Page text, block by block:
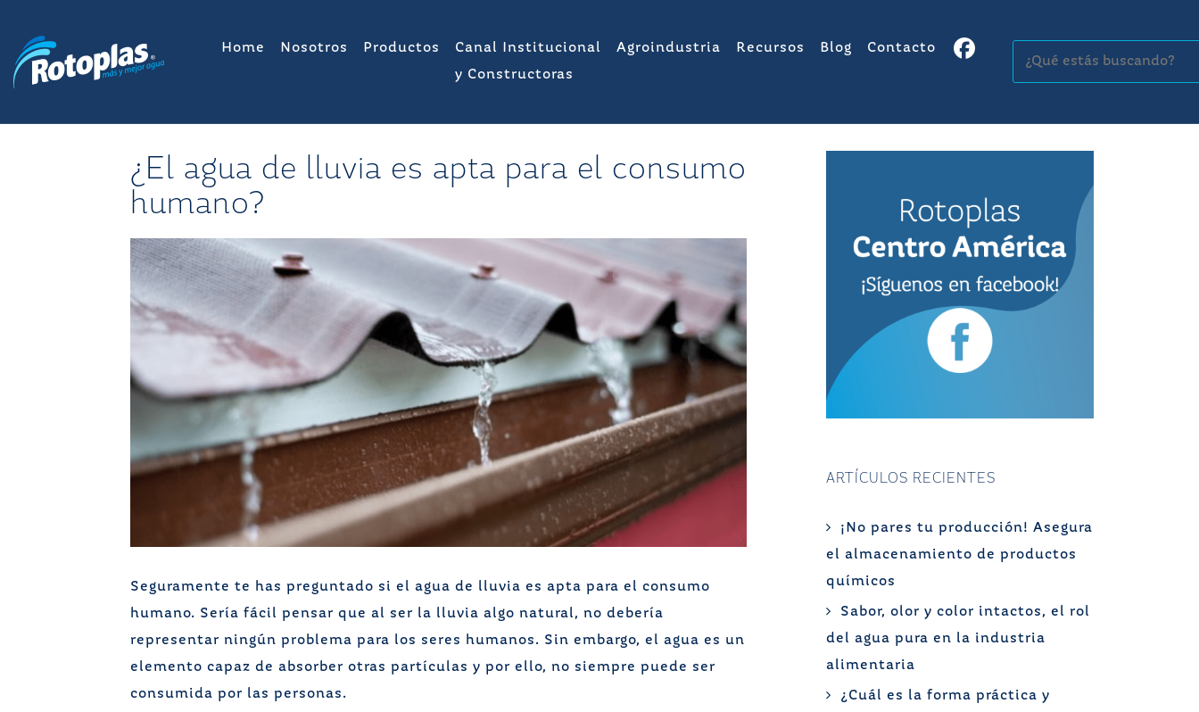
contenido
Home Nosotros Productos
Canal Institucional
y Constructoras
Agroindustria Recursos Blog Contacto Buscar:
¿El agua de lluvia es apta para el consumo
humano?
Seguramente te has preguntado si el agua de lluvia es apta para el consumo
humano. Sería fácil pensar que al ser la lluvia algo natural, no debería
representar ningún problema para los seres humanos. Sin embargo, el agua es un
elemento capaz de absorber otras partículas y por ello, no siempre puede ser
consumida por las personas.
ARTÍCULOS RECIENTES
¡No pares tu producción! Asegura
el almacenamiento de productos
químicos
Sabor, olor y color intactos, el rol
del agua pura en la industria
alimentaria
¿Cuál es la forma práctica y